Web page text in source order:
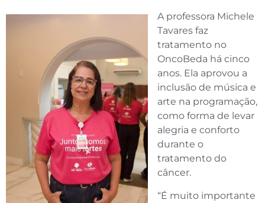
A professora Michele
Tavares faz
tratamento no
OncoBeda há cinco
anos. Ela aprovou a
inclusão de música e
arte na programação,
como forma de levar
alegria e conforto
durante o
tratamento do
câncer.
“É muito importante